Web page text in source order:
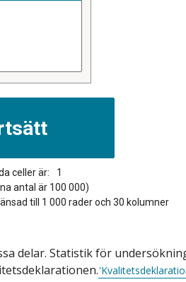
celler är:
1
antal är 100 000)
till 1 000 rader och 30 kolumner
delar. Statistik för